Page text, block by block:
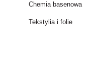
Chemia basenowa
Tekstylia i folie